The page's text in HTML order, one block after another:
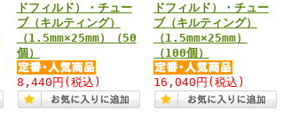
ドフィルド）・チュー
ブ（キルティング）
（1.5mm×25mm）（50
個）
8,440円 (税込)
ドフィルド）・チュー
ブ（キルティング）
（1.5mm×25mm）
（100個）
16,040円 (税込)